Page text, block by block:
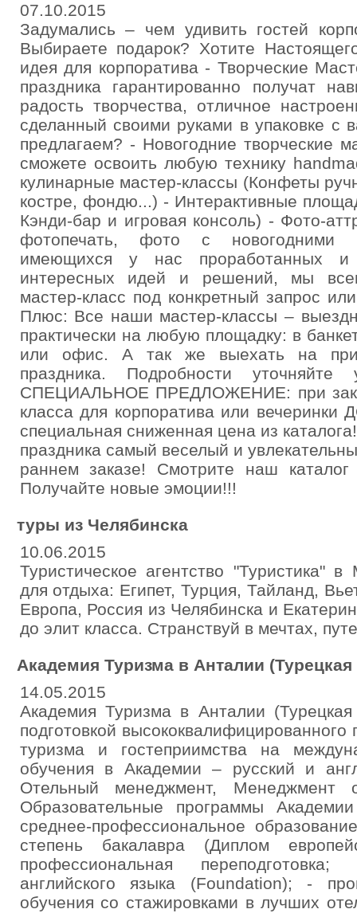
07.10.2015
Задумались – чем удивить гостей
Выбираете подарок? Хотите
идея для корпоратива - Творческие
праздника гарантированно получат
радость творчества, отличное
сделанный своими руками в упаковке с
предлагаем? - Новогодние творческие
сможете освоить любую технику
кулинарные мастер-классы (Конфеты
костре, фондю...) - Интерактивные
Кэнди-бар и игровая консоль) - Фото-
фотопечать, фото с новогодними
имеющихся у нас проработанных и
интересных идей и решений, мы
мастер-класс под конкретный запрос
Плюс: Все наши мастер-классы –
практически на любую площадку: в
или офис. А так же выехать на
праздника. Подробности
СПЕЦИАЛЬНОЕ ПРЕДЛОЖЕНИЕ: при
класса для корпоратива или
специальная сниженная цена из
праздника самый веселый и
раннем заказе! Смотрите наш
Получайте новые эмоции!!!
туры из Челябинска
10.06.2015
Туристическое агентство "Туристика"
для отдыха: Египет, Турция, Тайланд,
Европа, Россия из Челябинска и
до элит класса. Странствуй в мечтах,
Академия Туризма в Анталии (Турецкая
14.05.2015
Академия Туризма в Анталии (Турецкая
подготовкой
туризма и гостеприимства на
обучения в Академии – русский и
Отельный менеджмент, Менеджмент
Образовательные программы
среднее-профессиональное
степень бакалавра (Диплом
профессиональная
английского языка (Foundation); -
обучения со стажировками в лучших